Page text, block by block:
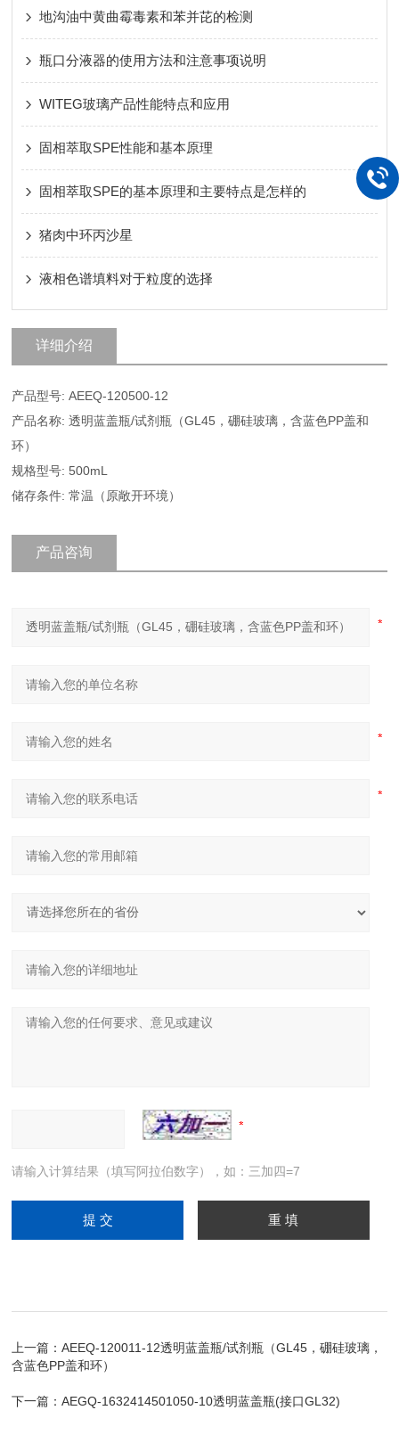
地沟油中黄曲霉毒素和苯并芘的检测
瓶口分液器的使用方法和注意事项说明
WITEG玻璃产品性能特点和应用
固相萃取SPE性能和基本原理
固相萃取SPE的基本原理和主要特点是怎样的
猪肉中环丙沙星
液相色谱填料对于粒度的选择
详细介绍
产品型号: AEEQ-120500-12
产品名称: 透明蓝盖瓶/试剂瓶（GL45，硼硅玻璃，含蓝色PP盖和
环）
规格型号: 500mL
储存条件: 常温（原敞开环境）
产品咨询
请输入计算结果（填写阿拉伯数字），如：三加四=7
上一篇：AEEQ-120011-12透明蓝盖瓶/试剂瓶（GL45，硼硅玻璃，
含蓝色PP盖和环）
下一篇：AEGQ-1632414501050-10透明蓝盖瓶(接口GL32)